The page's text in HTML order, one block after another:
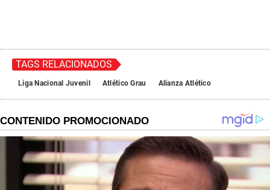
TAGS RELACIONADOS
Liga Nacional Juvenil Atlético Grau Alianza Atlético